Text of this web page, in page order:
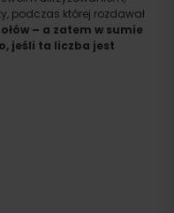
podczas której rozdawał
– a zatem w sumie
jeśli ta liczba jest